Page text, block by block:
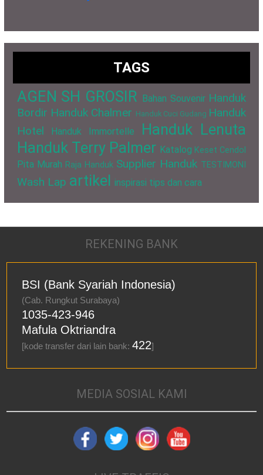
TAGS
AGEN SH GROSIR Bahan Souvenir Handuk
Bordir Handuk Chalmer Handuk Cuci Gudang Handuk
Hotel
Handuk Immortelle
Handuk Lenuta
Handuk Terry Palmer Katalog Keset Cendol
Pita Murah Raja Handuk Supplier Handuk TESTIMONI
Wash Lap artikel inspirasi tips dan cara
REKENING BANK
BSI (Bank Syariah Indonesia)
(Cab. Rungkut Surabaya)
1035-423-946
Mafula Oktriandra
[kode transfer dari lain bank:422]
MEDIA SOSIAL KAMI